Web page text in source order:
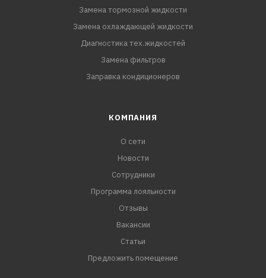
Замена тормозной жидкости
Замена охлаждающей жидкости
Диагностика тех.жидкостей
Замена фильтров
Заправка кондиционеров
КОМПАНИЯ
О сети
Новости
Сотрудники
Программа лояльности
Отзывы
Вакансии
Статьи
Предложить помещение